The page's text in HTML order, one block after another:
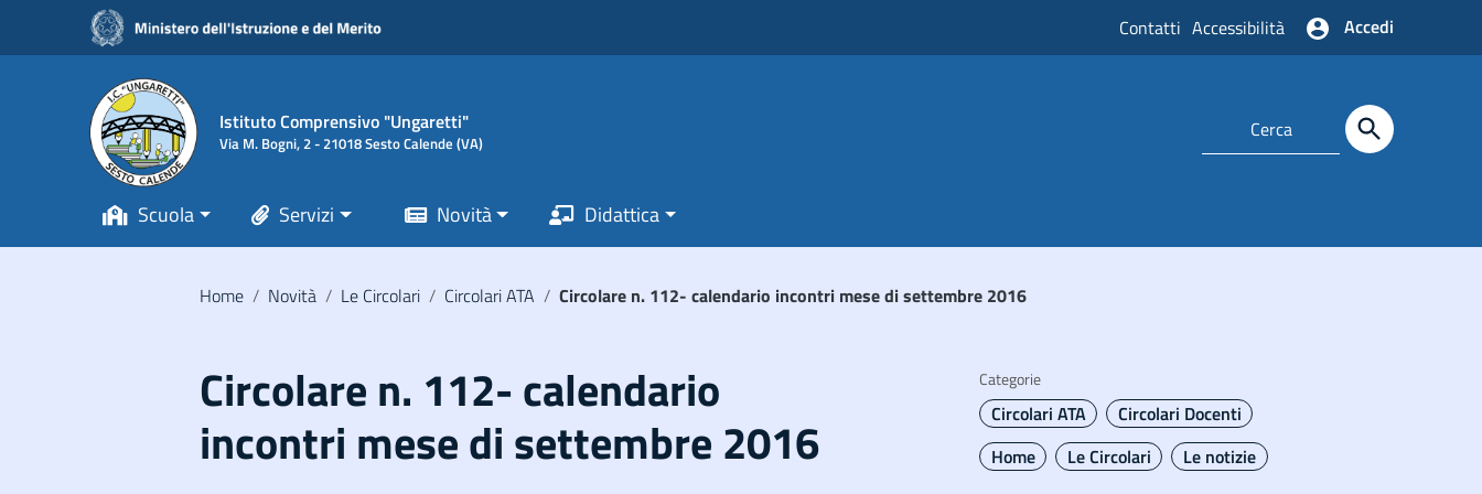
Vai ai contenuti
Vai al menu di navigazione
Vai al footer
Contatti Accessibilità Accedi
Istituto Comprensivo "Ungaretti"
Via M. Bogni, 2 - 21018 Sesto Calende (VA)
Scuola Servizi Novità Didattica
Home / Novità / Le Circolari / Circolari ATA / Circolare n. 112- calendario incontri mese di settembre 2016
Circolare n. 112- calendario
incontri mese di settembre 2016
Categorie
Circolari ATA
Circolari Docenti
Home
Le Circolari Le notizie